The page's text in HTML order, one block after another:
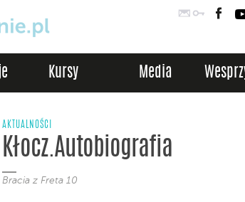
Poczta
Kursy Media
AKTUALNOŚCI
Kłocz.Autobiografia
Bracia z Freta 10